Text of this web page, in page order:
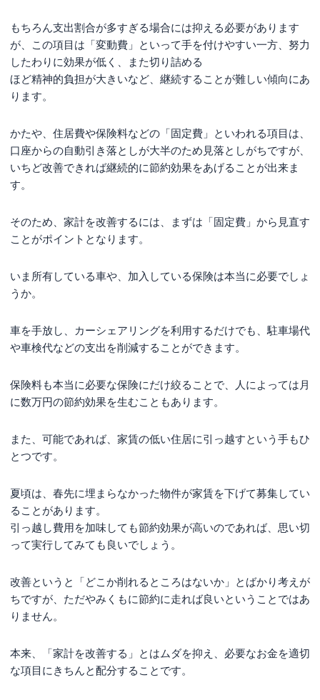
もちろん支出割合が多すぎる場合には抑える必要があります
が、この項目は「変動費」といって手を付けやすい一方、努力
したわりに効果が低く、また切り詰める
ほど精神的負担が大きいなど、継続することが難しい傾向にあ
ります。
かたや、住居費や保険料などの「固定費」といわれる項目は、
口座からの自動引き落としが大半のため見落としがちですが、
いちど改善できれば継続的に節約効果をあげることが出来ま
す。
そのため、家計を改善するには、まずは「固定費」から見直す
ことがポイントとなります。
いま所有している車や、加入している保険は本当に必要でしょ
うか。
車を手放し、カーシェアリングを利用するだけでも、駐車場代
や車検代などの支出を削減することができます。
保険料も本当に必要な保険にだけ絞ることで、人によっては月
に数万円の節約効果を生むこともあります。
また、可能であれば、家賃の低い住居に引っ越すという手もひ
とつです。
夏頃は、春先に埋まらなかった物件が家賃を下げて募集してい
ることがあります。
引っ越し費用を加味しても節約効果が高いのであれば、思い切
って実行してみても良いでしょう。
改善というと「どこか削れるところはないか」とばかり考えが
ちですが、ただやみくもに節約に走れば良いということではあ
りません。
本来、「家計を改善する」とはムダを抑え、必要なお金を適切
な項目にきちんと配分することです。